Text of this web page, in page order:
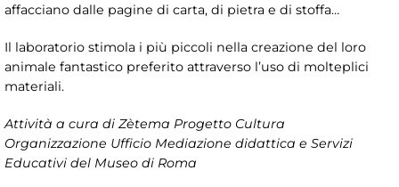
affacciano dalle pagine di carta, di pietra e di stoffa…
Il laboratorio stimola i più piccoli nella creazione del loro
animale fantastico preferito attraverso l’uso di molteplici
materiali.
Attività a cura di Zètema Progetto Cultura
Organizzazione Ufficio Mediazione didattica e Servizi
Educativi del Museo di Roma